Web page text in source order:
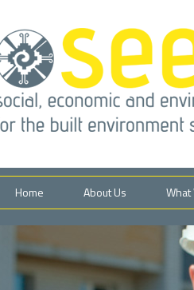
Home About Us What